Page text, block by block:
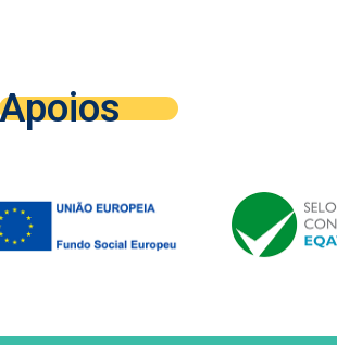
Apoios